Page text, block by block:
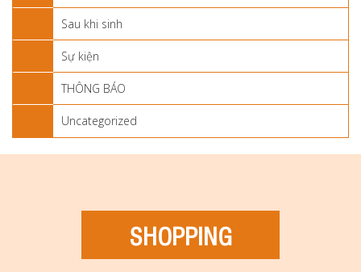
Sau khi sinh
Sự kiện
THÔNG BÁO
Uncategorized
SHOPPING